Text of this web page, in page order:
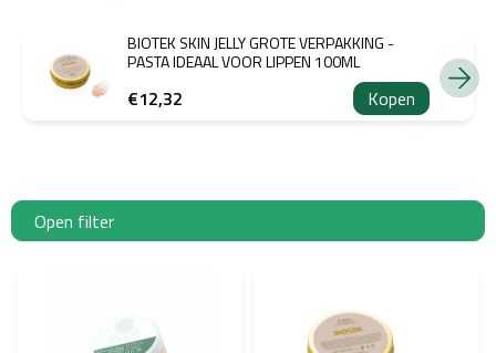
BIOTEK SKIN JELLY GROTE VERPAKKING -
PASTA IDEAAL VOOR LIPPEN 100ML
€12,32 Kopen
Open filter